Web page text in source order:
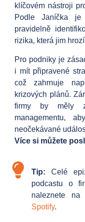
klíčovém nástroji
Podle Janíčka
pravidelně
rizika, která jim
Pro podniky je
i mít připravené
což zahrnuje
krizových plánů.
firmy by měly
managementu,
neočekávané
Více si můžete
Tip: Celé
podcastu o
naleznete na
Spotify.